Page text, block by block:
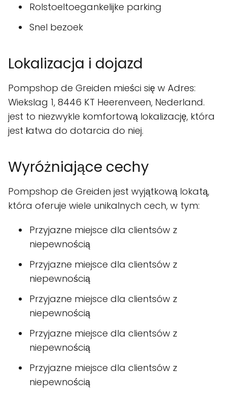
Rolstoeltoegankelijke parking
Snel bezoek
Lokalizacja i dojazd
Pompshop de Greiden mieści się w Adres:
Wiekslag 1, 8446 KT Heerenveen, Nederland.
jest to niezwykle komfortową lokalizację, która
jest łatwa do dotarcia do niej.
Wyróżniające cechy
Pompshop de Greiden jest wyjątkową lokatą,
która oferuje wiele unikalnych cech, w tym:
Przyjazne miejsce dla clientsów z
niepewnością
Przyjazne miejsce dla clientsów z
niepewnością
Przyjazne miejsce dla clientsów z
niepewnością
Przyjazne miejsce dla clientsów z
niepewnością
Przyjazne miejsce dla clientsów z
niepewnością